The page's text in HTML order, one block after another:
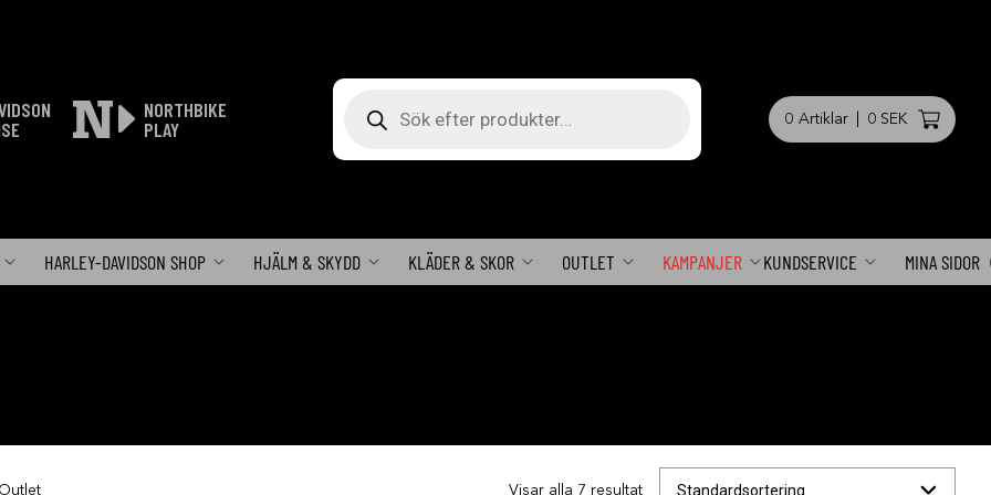
NORTHBIKE
PLAY
0 Artiklar 0 SEK
HARLEY-DAVIDSON SHOP HJÄLM & SKYDD KLÄDER & SKOR OUTLET KAMPANJER KUNDSERVICE MINA SIDOR
Visar alla 7 resultat